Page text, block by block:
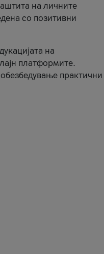
на личните
со позитивни
на
платформите.
практични